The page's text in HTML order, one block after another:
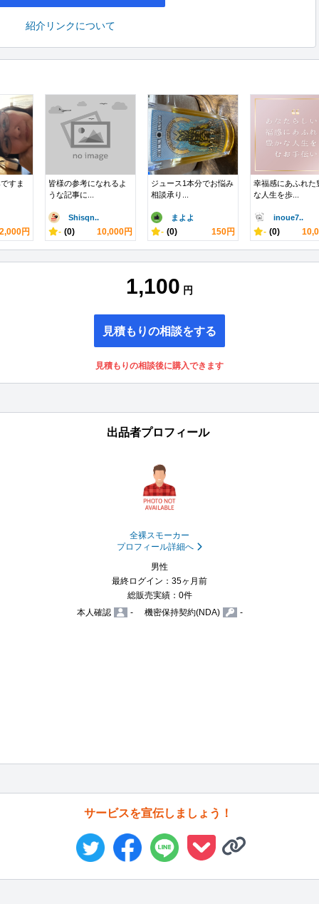
紹介リンクについて
すま
2,000円
皆様の参考になれるよ
うな記事に...
Shisqn..
- (0) 10,000円
ジュース1本分でお悩み
相談承り...
まよよ
- (0) 150円
幸福感にあふれた
な人生を歩...
inoue7..
- (0)
1,100 円
見積もりの相談をする
見積もりの相談後に購入できます
出品者プロフィール
全裸スモーカー
プロフィール詳細へ
男性
最終ログイン：35ヶ月前
総販売実績：0件
本人確認
- 機密保持契約(NDA) -
サービスを宣伝しましょう！